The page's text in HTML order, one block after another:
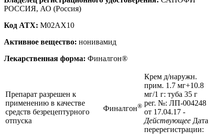
РОССИЯ, АО (Россия)
Код ATX: M02AX10
Активное вещество: нонивамид
Лекарственная форма: Финалгон®
Препарат разрешен к
применению в качестве
средств безрецептурного
отпуска
Финалгон®
Крем д/наружн.
прим. 1.7 мг+10.8
мг/1 г: туба 35 г
рег. №: ЛП-004248
от 17.04.17 -
Действующее Дата
перерегистрации: